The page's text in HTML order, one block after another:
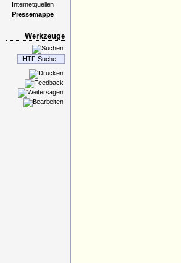
Internetquellen
Pressemappe
Werkzeuge